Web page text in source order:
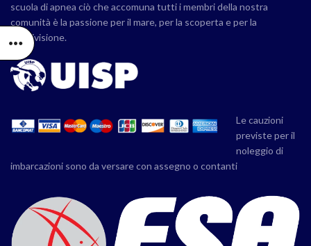
scuola di apnea ciò che accomuna tutti i membri della nostra
comunità è la passione per il mare, per la scoperta e per la
condivisione.
Le cauzioni
previste per il
noleggio di
imbarcazioni sono da versare con assegno o contanti